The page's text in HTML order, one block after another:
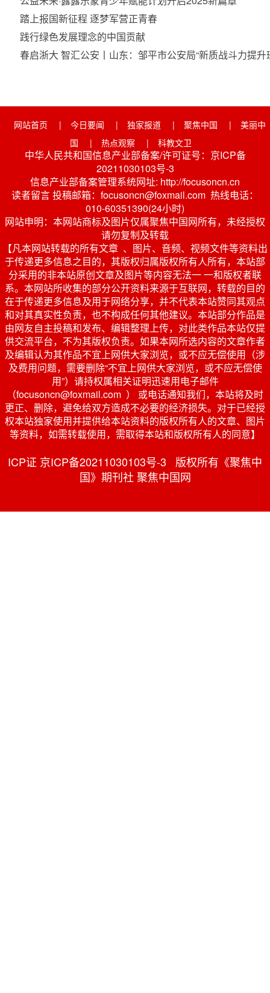
踏上报国新征程 逐梦军营正青春
践行绿色发展理念的中国贡献
春启浙大 智汇公安丨山东：邹平市公安局“新质战斗力提升
网站首页 | 今日要闻 | 独家报道 | 聚焦中国 |
美丽中
国
| 热点观察 | 科教文卫
中华人民共和国信息产业部备案/许可证号：京ICP备
20211030103号-3
信息产业部备案管理系统网址: http://focusoncn.cn
读者留言 投稿邮箱：focusoncn@foxmail.com 热线电话：
010-60351390(24小时)
网站申明：本网站商标及图片仅属聚焦中国网所有，未经授权
请勿复制及转载
【凡本网站转载的所有文章 、图片、音频、视频文件等资料出
于传递更多信息之目的，其版权归属版权所有人所有，本站部
分采用的非本站原创文章及图片等内容无法一 一和版权者联
系。本网站所收集的部分公开资料来源于互联网，转载的目的
在于传递更多信息及用于网络分享，并不代表本站赞同其观点
和对其真实性负责，也不构成任何其他建议。本站部分作品是
由网友自主投稿和发布、编辑整理上传，对此类作品本站仅提
供交流平台，不为其版权负责。如果本网所选内容的文章作者
及编辑认为其作品不宜上网供大家浏览，或不应无偿使用（涉
及费用问题，需要删除“不宜上网供大家浏览，或不应无偿使
用”）请持权属相关证明迅速用电子邮件
（focusoncn@foxmail.com ） 或电话通知我们，本站将及时
更正、删除，避免给双方造成不必要的经济损失。对于已经授
权本站独家使用并提供给本站资料的版权所有人的文章、图片
等资料，如需转载使用，需取得本站和版权所有人的同意】
ICP证 京ICP备20211030103号-3 版权所有《聚焦中
国》期刊社 聚焦中国网